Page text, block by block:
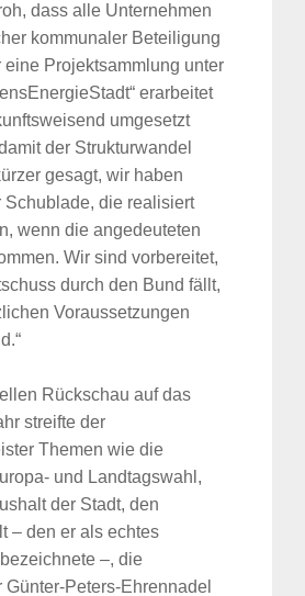
dass alle Unternehmen
kommunaler Beteiligung
eine Projektsammlung unter
erarbeitet
umgesetzt
der Strukturwandel
gesagt, wir haben
Schublade, die realisiert
wenn die angedeuteten
Wir sind vorbereitet,
durch den Bund fällt,
Voraussetzungen
Rückschau auf das
streifte der
Themen wie die
und Landtagswahl,
der Stadt, den
– den er als echtes
–, die
Peters-Ehrennadel